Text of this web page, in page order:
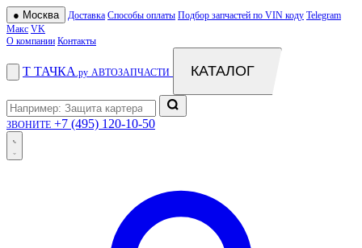
● Москва Доставка Способы оплаты Подбор запчастей по VIN коду Telegram
Макс VK
О компании Контакты
Т ТАЧКА .ру АВТОЗАПЧАСТИ КАТАЛОГ
ЗВОНИТЕ +7 (495) 120-10-50